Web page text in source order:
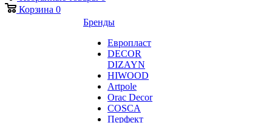
Корзина 0
Бренды
Европласт
DECOR
DIZAYN
HIWOOD
Artpole
Orac Decor
COSCA
Перфект